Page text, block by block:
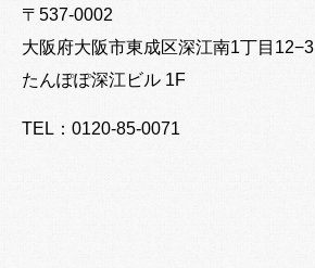
〒537-0002
大阪府大阪市東成区深江南1丁目12−3
たんぽぽ深江ビル 1F
TEL：0120-85-0071